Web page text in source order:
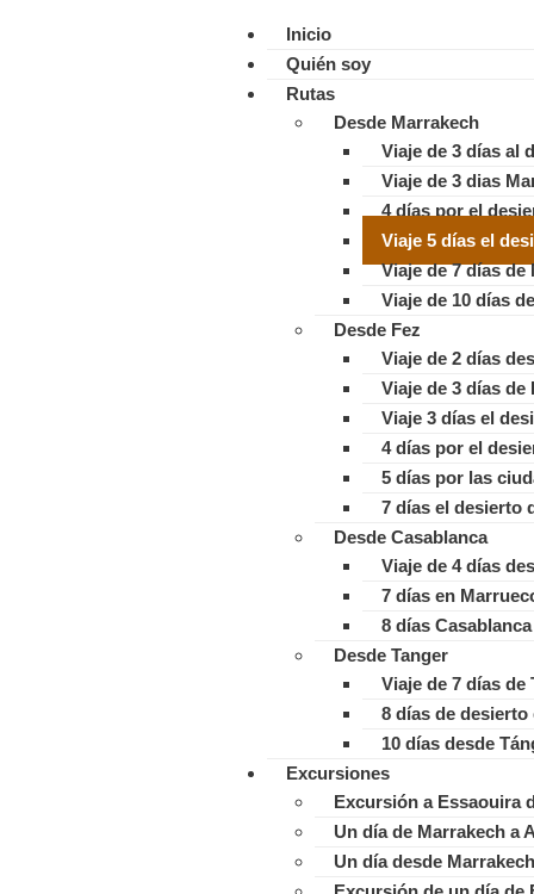
Inicio
Quién soy
Rutas
Desde Marrakech
Viaje de 3 días al
Viaje de 3 dias
4 días por el
Viaje 5 días el
Viaje de 7 días de
Viaje de 10 días
Desde Fez
Viaje de 2 días
Viaje de 3 días de
Viaje 3 días el
4 días por el
5 días por las
7 días el desierto
Desde Casablanca
Viaje de 4 días
7 días en
8 días
Desde Tanger
Viaje de 7 días de
8 días de desierto
10 días desde
Excursiones
Excursión a Essaouira
Un día de Marrakech a
Un día desde